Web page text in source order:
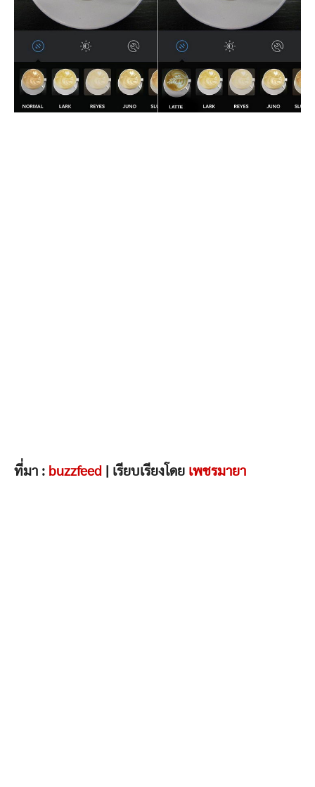
ที่มา : buzzfeed | เรียบเรียงโดย เพชรมายา